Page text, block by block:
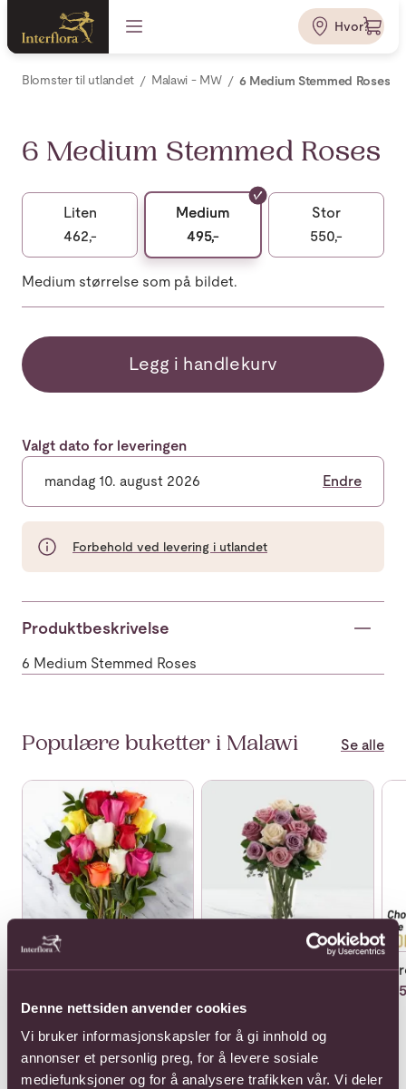
Denne nettsiden anvender cookies
Vi bruker informasjonskapsler for å gi innhold og
annonser et personlig preg, for å levere sosiale
mediefunksjoner og for å analysere trafikken vår. Vi deler
Hvor?
Blomster til utlandet Malawi - MW 6 Medium Stemmed Roses
6 Medium Stemmed Roses
Liten
462,-
Medium
495,-
Stor
550,-
Medium størrelse som på bildet.
Legg i handlekurv
Valgt dato for leveringen
mandag 10. august 2026 Endre
Forbehold ved levering i utlandet
Produktbeskrivelse
6 Medium Stemmed Roses
Populære buketter i Malawi Se alle
Se mer om 12 Mixed Roses Bunch
12 Mixed Roses Bunch
Se mer om 12 Pink and Purple
12 Pink and Purple roses
825,-
Se
12